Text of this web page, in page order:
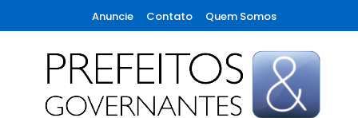
To
Content
Anuncie Contato Quem Somos